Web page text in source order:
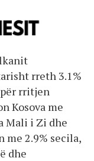
rreth 3.1%
rritjen
Kosova me
Mali i Zi dhe
2.9% secila,
dhe